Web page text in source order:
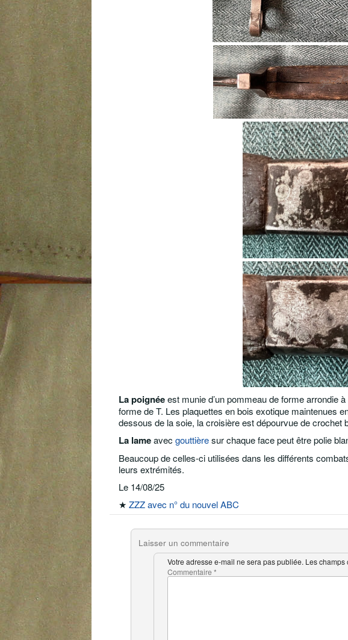
La poignéeest munie d’un pommeau de forme arrondie
forme de T. Les plaquettes en bois exotique maintenues
dessous de la soie, la croisière est dépourvue de crochet
La lameavec gouttièresur chaque face peut être polie
Beaucoup de celles-ci utilisées dans les différents
leurs extrémités.
Le 14/08/25
★ ZZZ avec n° du nouvel ABC
Laisser un commentaire
Votre adresse e-mail ne sera pas publiée. Les
Commentaire*